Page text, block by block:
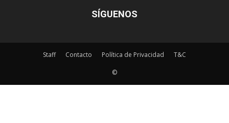
SÍGUENOS
Staff Contacto Política de Privacidad T&C
©